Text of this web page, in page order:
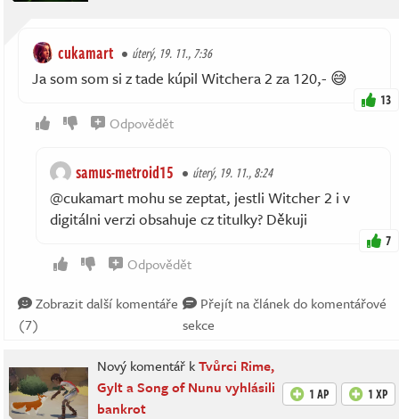
cukamart úterý, 19. 11., 7:36
Ja som som si z tade kúpil Witchera 2 za 120,- 😅
13
Odpovědět
samus-metroid15 úterý, 19. 11., 8:24
@cukamart mohu se zeptat, jestli Witcher 2 i v
digitálni verzi obsahuje cz titulky? Děkuji
7
Odpovědět
Zobrazit další komentáře
(7)
Přejít na článek do komentářové
sekce
Nový komentář kTvůrci Rime,
Gylt a Song of Nunu vyhlásili
bankrot
1 AP 1 XP